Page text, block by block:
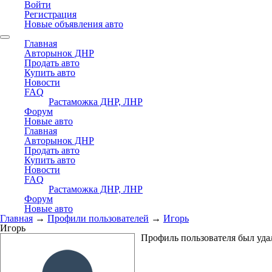
Войти
Регистрация
Новые объявления авто
Главная
Авторынок ДНР
Продать авто
Купить авто
Новости
FAQ
Растаможка ДНР, ЛНР
Форум
Новые авто
Главная
Авторынок ДНР
Продать авто
Купить авто
Новости
FAQ
Растаможка ДНР, ЛНР
Форум
Новые авто
Главная → Профили пользователей → Игорь
Игорь
Профиль пользователя был